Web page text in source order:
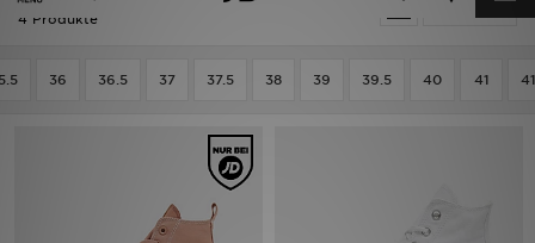
verfeinern
4 Produkte
36 36.5 37 37.5 38 39 39.5 40 41
Marken